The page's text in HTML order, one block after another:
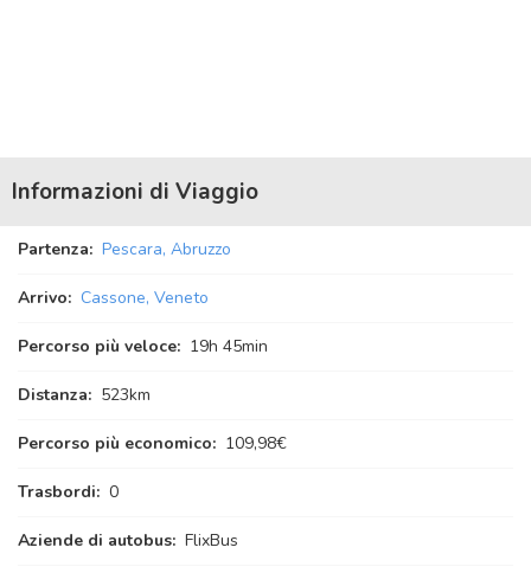
Informazioni di Viaggio
Partenza: Pescara, Abruzzo
Arrivo: Cassone, Veneto
Percorso più veloce: 19h 45min
Distanza: 523km
Percorso più economico: 109,98€
Trasbordi: 0
Aziende di autobus: FlixBus